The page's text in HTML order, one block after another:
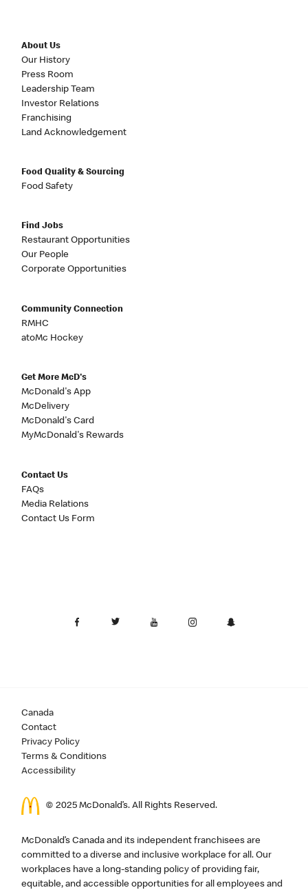
About Us
Our History
Press Room
Leadership Team
Investor Relations
Franchising
Land Acknowledgement
Food Quality & Sourcing
Food Safety
Find Jobs
Restaurant Opportunities
Our People
Corporate Opportunities
Community Connection
RMHC
atoMc Hockey
Get More McD's
McDonald's App
McDelivery
McDonald's Card
MyMcDonald's Rewards
Contact Us
FAQs
Media Relations
Contact Us Form
Canada
Contact
Privacy Policy
Terms & Conditions
Accessibility
© 2025 McDonald’s. All Rights Reserved.
McDonald’s Canada and its independent franchisees are
committed to a diverse and inclusive workplace for all. Our
workplaces have a long-standing policy of providing fair,
equitable, and accessible opportunities for all employees and